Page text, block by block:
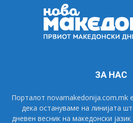
ЗА НАС
Порталот novamakedonija.com.mk
дека остануваме на линијата
дневен весник на македонски